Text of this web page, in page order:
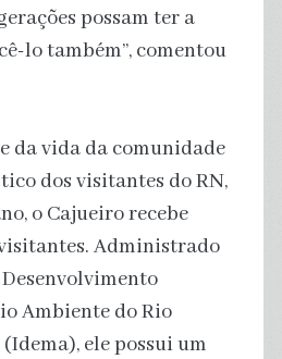
possam ter a
lo também”, comentou
da vida da comunidade
dos visitantes do RN,
o Cajueiro recebe
Administrado
Ambiente do Rio
ele possui um